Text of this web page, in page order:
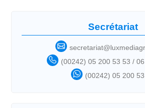
Secrétariat
(00242) 05 200 53 53 /
(00242) 05 200